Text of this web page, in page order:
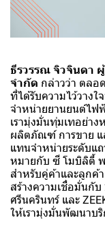
ธีรวรรณ จิวจินดา
จำกัด กล่าวว่า ตลอด
ที่ได้รับความไว้วางใ
จำหน่ายยานยนต์ไฟฟ้
เรามุ่งมั่นทุ่มเทอย่า
ผลิตภัณฑ์ การขาย แ
แทนจำหน่ายระดับแ
หมายกับ ซี โมบิลิตี้ พ
สำหรับคู่ค้าและลูกค้
สร้างความเชื่อมั่นกับ
ศรีนครินทร์ และ
ให้เรามุ่งมั่นพัฒนาบ